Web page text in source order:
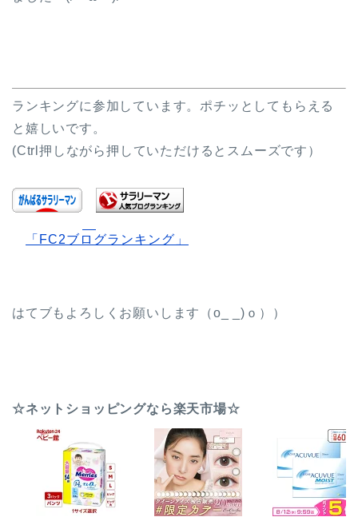
ランキングに参加しています。ポチッとしてもらえる
と嬉しいです。
(Ctrl押しながら押していただけるとスムーズです）
「FC2ブログランキング」
はてブもよろしくお願いします（o_ _)ｏ））
☆ネットショッピングなら楽天市場☆